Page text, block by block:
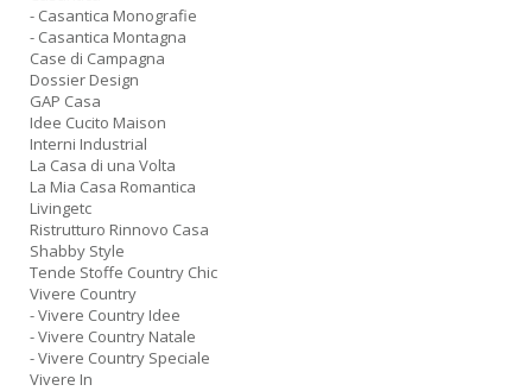
- Casantica Monografie
- Casantica Montagna
Case di Campagna
Dossier Design
GAP Casa
Idee Cucito Maison
Interni Industrial
La Casa di una Volta
La Mia Casa Romantica
Livingetc
Ristrutturo Rinnovo Casa
Shabby Style
Tende Stoffe Country Chic
Vivere Country
- Vivere Country Idee
- Vivere Country Natale
- Vivere Country Speciale
Vivere In